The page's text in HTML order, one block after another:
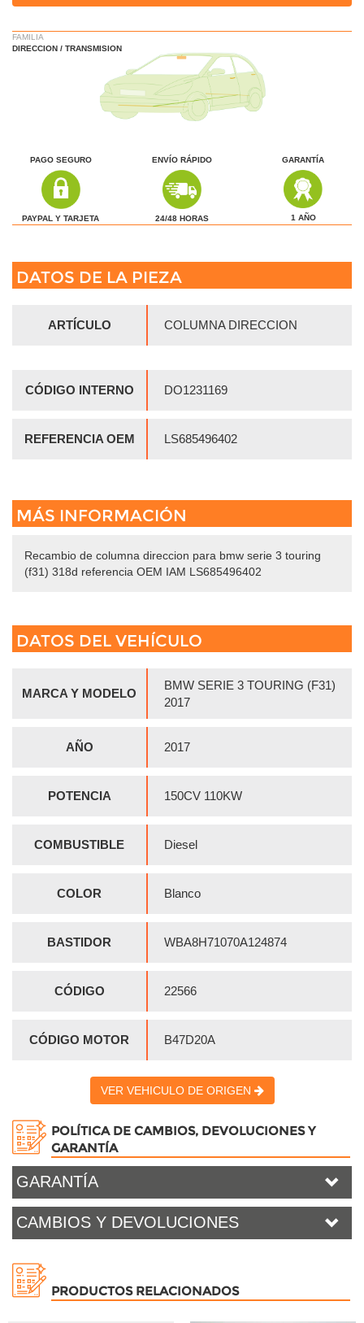
FAMILIA
DIRECCION / TRANSMISION
PAGO SEGURO
PAYPAL Y TARJETA
ENVÍO RÁPIDO
24/48 HORAS
GARANTÍA
1 AÑO
DATOS DE LA PIEZA
ARTÍCULO COLUMNA DIRECCION
CÓDIGO INTERNO DO1231169
REFERENCIA OEM LS685496402
MÁS INFORMACIÓN
Recambio de columna direccion para bmw serie 3 touring
(f31) 318d referencia OEM IAM LS685496402
DATOS DEL VEHÍCULO
MARCA Y MODELO
BMW SERIE 3 TOURING (F31)
2017
AÑO 2017
POTENCIA 150CV 110KW
COMBUSTIBLE Diesel
COLOR Blanco
BASTIDOR WBA8H71070A124874
CÓDIGO 22566
CÓDIGO MOTOR B47D20A
VER VEHICULO DE ORIGEN
POLÍTICA DE CAMBIOS, DEVOLUCIONES Y
GARANTÍA
GARANTÍA
CAMBIOS Y DEVOLUCIONES
PRODUCTOS RELACIONADOS